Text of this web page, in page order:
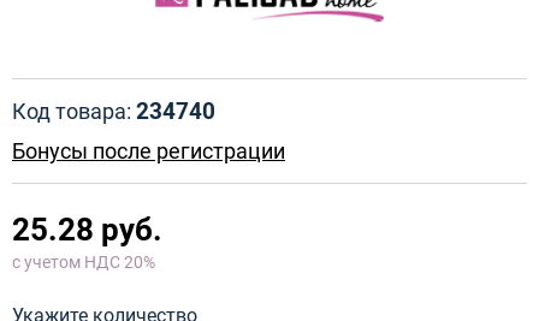
Код товара: 234740
Бонусы после регистрации
25.28 руб.
с учетом НДС 20%
Укажите количество